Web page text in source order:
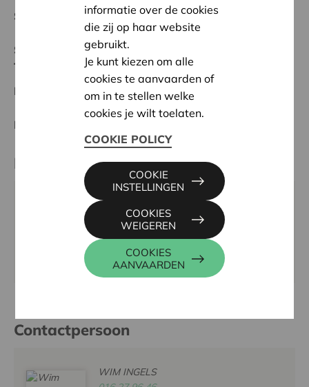
Startdatum:
16/10/2023
Status:
Volledig
Tielt-Torhout
Datum:
16/10/2023
Beslissing:
Partner
BEWONERSPLATFORM SINT-JAN, KEUKELSTRAAT
26, 8750 WINGENE
www.facebook.com/bewonersplatform.sintjan
Contactpersoon
WIM INGELS
informatie over de cookies
die zij op haar website
gebruikt.
Je kunt kiezen om alle
cookies te aanvaarden of
om in te stellen welke
cookies je wilt toelaten.
COOKIE POLICY
COOKIES
AANVAARDEN
COOKIES
WEIGEREN
COOKIE
INSTELLINGEN